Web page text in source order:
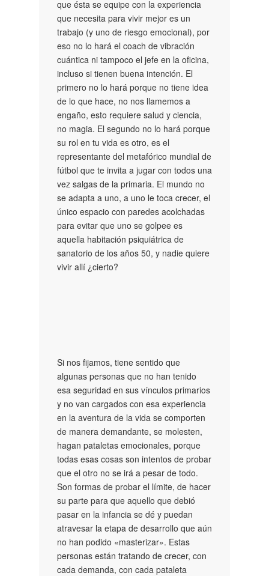
que ésta se equipe con la experiencia
que necesita para vivir mejor es un
trabajo (y uno de riesgo emocional), por
eso no lo hará el coach de vibración
cuántica ni tampoco el jefe en la oficina,
incluso si tienen buena intención. El
primero no lo hará porque no tiene idea
de lo que hace, no nos llamemos a
engaño, esto requiere salud y ciencia,
no magia. El segundo no lo hará porque
su rol en tu vida es otro, es el
representante del metafórico mundial de
fútbol que te invita a jugar con todos una
vez salgas de la primaria. El mundo no
se adapta a uno, a uno le toca crecer, el
único espacio con paredes acolchadas
para evitar que uno se golpee es
aquella habitación psiquiátrica de
sanatorio de los años 50, y nadie quiere
vivir allí ¿cierto?
Si nos fijamos, tiene sentido que
algunas personas que no han tenido
esa seguridad en sus vínculos primarios
y no van cargados con esa experiencia
en la aventura de la vida se comporten
de manera demandante, se molesten,
hagan pataletas emocionales, porque
todas esas cosas son intentos de probar
que el otro no se irá a pesar de todo.
Son formas de probar el límite, de hacer
su parte para que aquello que debió
pasar en la infancia se dé y puedan
atravesar la etapa de desarrollo que aún
no han podido «masterizar». Estas
personas están tratando de crecer, con
cada demanda, con cada pataleta